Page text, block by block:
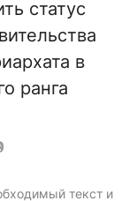
статус
в
ранга
текст и